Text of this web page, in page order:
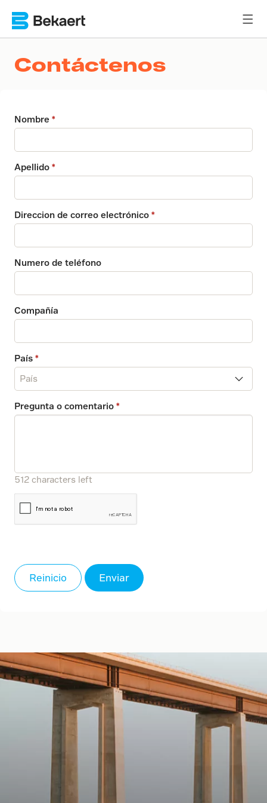
Contáctenos
Nombre
Apellido
Direccion de correo electrónico
Numero de teléfono
Compañía
País
Afghanistan
Algeria
Amer.Virgin Is.
Andorra
Anguilla
Antarctica
Aruba
Australia
Austria
Azerbaijan
Bahrain
Bangladesh
Pregunta o comentario
512 characters left
Reinicio Enviar